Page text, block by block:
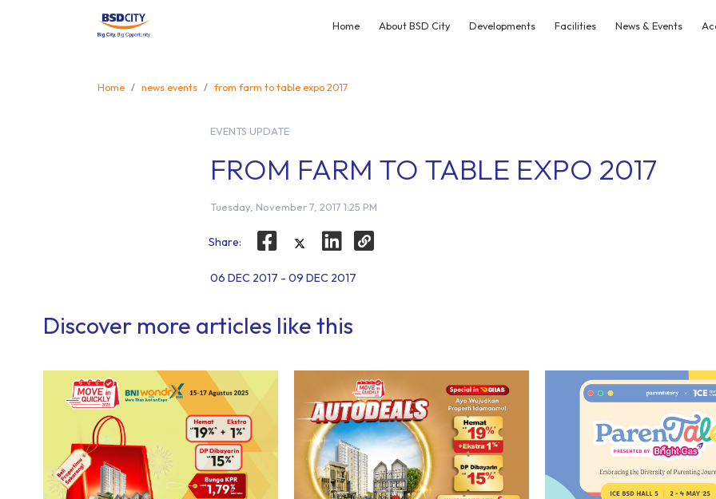
Home About BSD City Developments Facilities News & Events
Home news events from farm to table expo 2017
EVENTS UPDATE
FROM FARM TO TABLE EXPO 2017
Tuesday, November 7, 2017 1:25 PM
Share:
06 DEC 2017 - 09 DEC 2017
Discover more articles like this